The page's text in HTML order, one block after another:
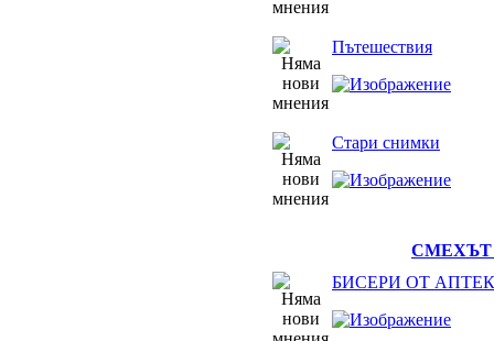
Пътешествия
Стари снимки
СМЕХЪТ
БИСЕРИ ОТ